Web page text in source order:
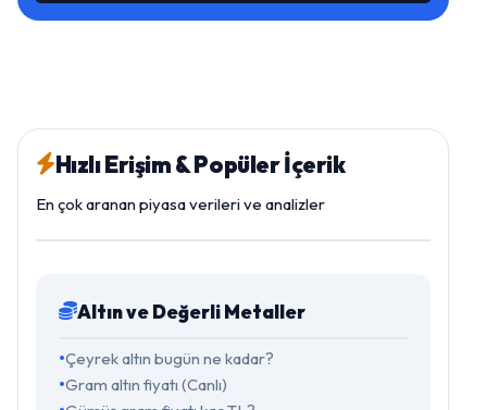
Hızlı Erişim & Popüler İçerik
En çok aranan piyasa verileri ve analizler
Altın ve Değerli Metaller
Çeyrek altın bugün ne kadar?
Gram altın fiyatı (Canlı)